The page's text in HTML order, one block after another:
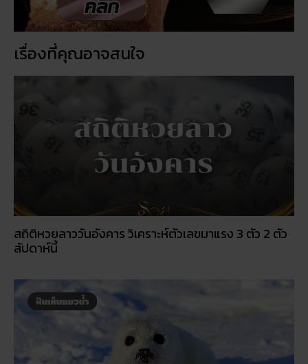
สถิติหวยลาววันอังคาร วิเคราะห์ตัวเลขมาแรง 3 ตัว 2 ตัว
ฝันเห็นแมวน้ำ เปิดดวงชะตา การงาน การเงิน ความรัก
พร้อมโชคลาภ